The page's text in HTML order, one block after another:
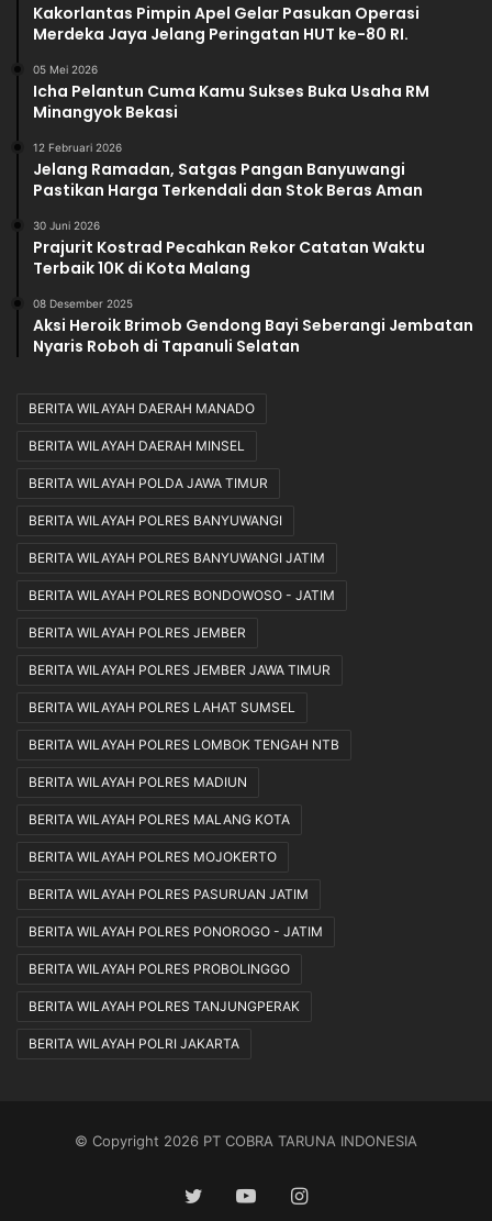
Kakorlantas Pimpin Apel Gelar Pasukan Operasi
Merdeka Jaya Jelang Peringatan HUT ke-80 RI.
05 Mei 2026
Icha Pelantun Cuma Kamu Sukses Buka Usaha RM
Minangyok Bekasi
12 Februari 2026
Jelang Ramadan, Satgas Pangan Banyuwangi
Pastikan Harga Terkendali dan Stok Beras Aman
30 Juni 2026
Prajurit Kostrad Pecahkan Rekor Catatan Waktu
Terbaik 10K di Kota Malang
08 Desember 2025
Aksi Heroik Brimob Gendong Bayi Seberangi Jembatan
Nyaris Roboh di Tapanuli Selatan
BERITA WILAYAH DAERAH MANADO
BERITA WILAYAH DAERAH MINSEL
BERITA WILAYAH POLDA JAWA TIMUR
BERITA WILAYAH POLRES BANYUWANGI
BERITA WILAYAH POLRES BANYUWANGI JATIM
BERITA WILAYAH POLRES BONDOWOSO - JATIM
BERITA WILAYAH POLRES JEMBER
BERITA WILAYAH POLRES JEMBER JAWA TIMUR
BERITA WILAYAH POLRES LAHAT SUMSEL
BERITA WILAYAH POLRES LOMBOK TENGAH NTB
BERITA WILAYAH POLRES MADIUN
BERITA WILAYAH POLRES MALANG KOTA
BERITA WILAYAH POLRES MOJOKERTO
BERITA WILAYAH POLRES PASURUAN JATIM
BERITA WILAYAH POLRES PONOROGO - JATIM
BERITA WILAYAH POLRES PROBOLINGGO
BERITA WILAYAH POLRES TANJUNGPERAK
BERITA WILAYAH POLRI JAKARTA
© Copyright 2026 PT COBRA TARUNA INDONESIA
TwitterYouTubeInstagram